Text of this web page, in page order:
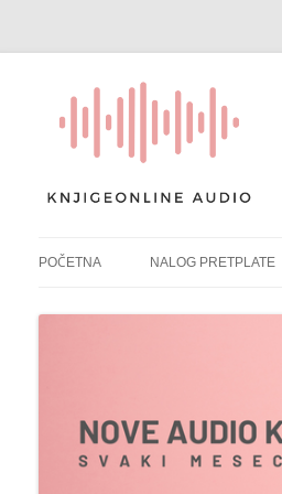
POČETNA NALOG PRETPLATE
PONIŠTI PRETPLATU